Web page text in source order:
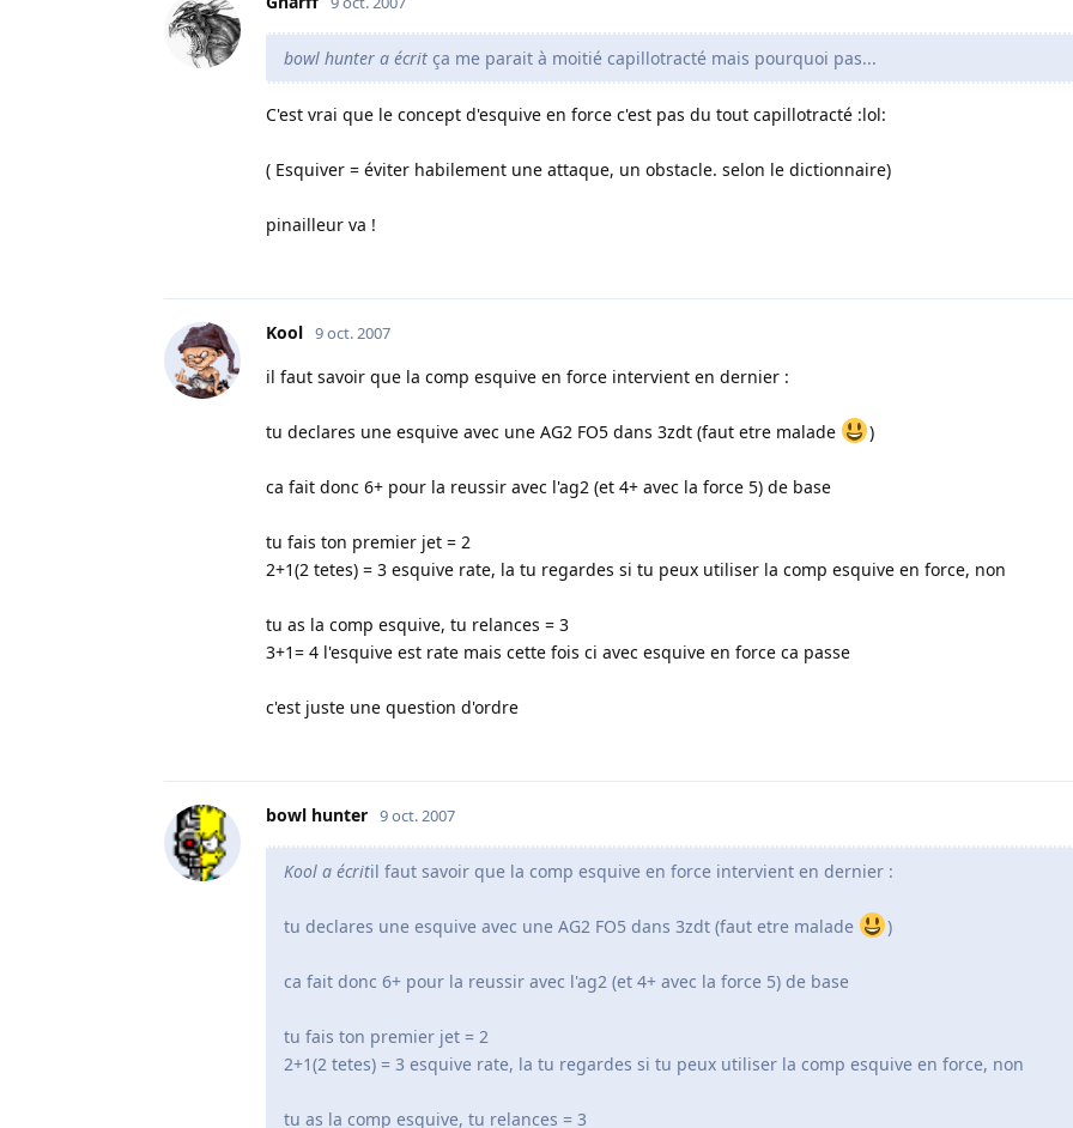
bowl hunter a écrit ça me parait à moitié capillotracté mais pourquoi pas...
C'est vrai que le concept d'esquive en force c'est pas du tout capillotracté :lol:
( Esquiver = éviter habilement une attaque, un obstacle. selon le dictionnaire)
pinailleur va !
Kool 9 oct. 2007
il faut savoir que la comp esquive en force intervient en dernier :
tu declares une esquive avec une AG2 FO5 dans 3zdt (faut etre malade )
ca fait donc 6+ pour la reussir avec l'ag2 (et 4+ avec la force 5) de base
tu fais ton premier jet = 2
2+1(2 tetes) = 3 esquive rate, la tu regardes si tu peux utiliser la comp esquive en force, non
tu as la comp esquive, tu relances = 3
3+1= 4 l'esquive est rate mais cette fois ci avec esquive en force ca passe
c'est juste une question d'ordre
bowl hunter 9 oct. 2007
Kool a écritil faut savoir que la comp esquive en force intervient en dernier :
tu declares une esquive avec une AG2 FO5 dans 3zdt (faut etre malade )
ca fait donc 6+ pour la reussir avec l'ag2 (et 4+ avec la force 5) de base
tu fais ton premier jet = 2
2+1(2 tetes) = 3 esquive rate, la tu regardes si tu peux utiliser la comp esquive en force, non
tu as la comp esquive, tu relances = 3